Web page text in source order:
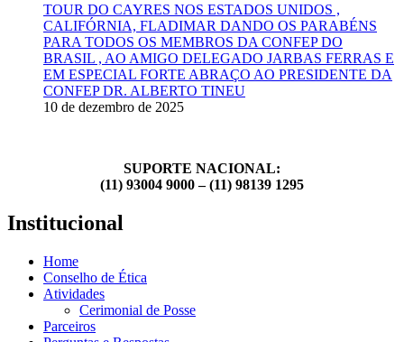
TOUR DO CAYRES NOS ESTADOS UNIDOS ,
CALIFÓRNIA, FLADIMAR DANDO OS PARABÉNS
PARA TODOS OS MEMBROS DA CONFEP DO
BRASIL , AO AMIGO DELEGADO JARBAS FERRAS E
EM ESPECIAL FORTE ABRAÇO AO PRESIDENTE DA
CONFEP DR. ALBERTO TINEU
10 de dezembro de 2025
SUPORTE NACIONAL:
(11) 93004 9000 – (11) 98139 1295
Institucional
Home
Conselho de Ética
Atividades
Cerimonial de Posse
Parceiros